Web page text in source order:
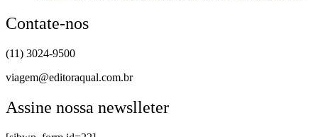
Contate-nos
(11) 3024-9500
viagem@editoraqual.com.br
Assine nossa newslleter